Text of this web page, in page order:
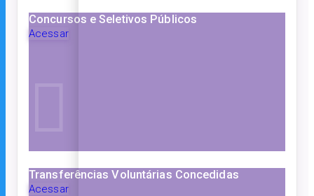
Concursos e Seletivos Públicos
Acessar
Transferências Voluntárias Concedidas
Acessar